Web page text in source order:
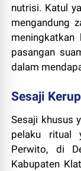
nutrisi. Katul
mengandung
meningkatkan
pasangan
dalam
Sesaji
Sesaji khusus
pelaku ritual
Perwito, di
Kabupaten